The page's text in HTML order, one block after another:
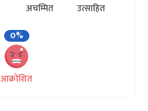
अचम्मित
उत्साहित
0%
आक्रोशित